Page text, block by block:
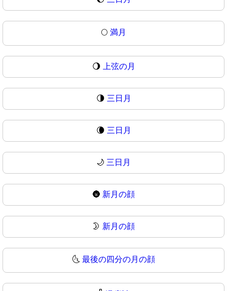
🌕 満月
🌖 上弦の月
🌗 三日月
🌘 三日月
🌙 三日月
🌚 新月の顔
🌛 新月の顔
🌜 最後の四分の月の顔